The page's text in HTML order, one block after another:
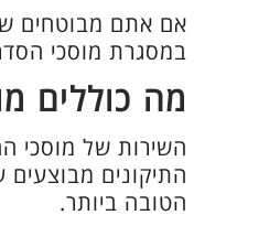
אם אתם מבוטחים
במסגרת מוסכי
מה כוללים
השירות של מוסכי
התיקונים מבוצעים
הטובה ביותר.